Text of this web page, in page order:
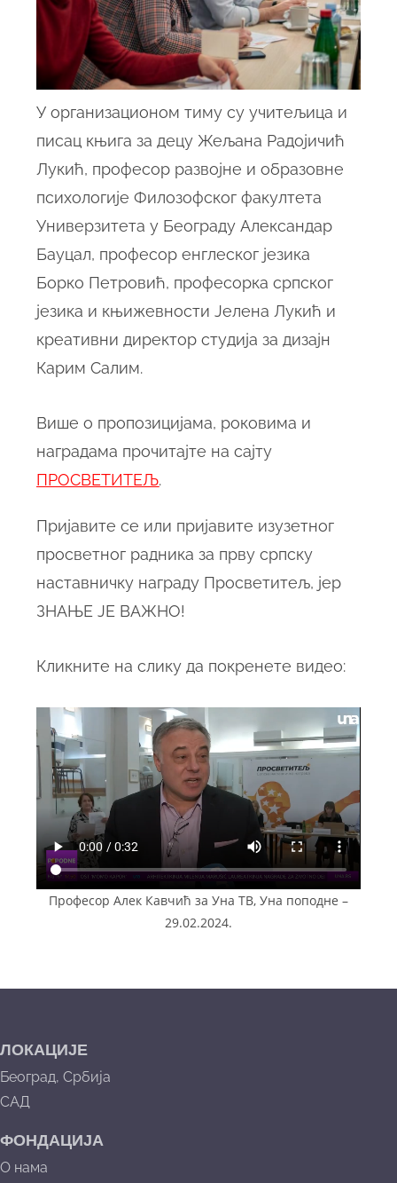
У организационом тиму су учитељица и
писац књига за децу Жељана Радојичић
Лукић, професор развојне и образовне
психологије Филозофског факултета
Универзитета у Београду Александар
Бауцал, професор енглеског језика
Борко Петровић, професорка српског
језика и књижевности Јелена Лукић и
креативни директор студија за дизајн
Карим Салим.
Више о пропозицијама, роковима и
наградама прочитајте на сајту
ПРОСВЕТИТЕЉ.
Пријавите се или пријавите изузетног
просветног радника за прву српску
наставничку награду Просветитељ, јер
ЗНАЊЕ ЈЕ ВАЖНО!
Кликните на слику да покренете видео:
Професор Алек Кавчић за Уна ТВ, Уна поподне –
29.02.2024.
ЛОКАЦИЈЕ
Београд, Србија
САД
ФОНДАЦИЈА
О нама